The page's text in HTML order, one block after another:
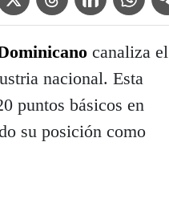
canaliza el
nacional. Esta
puntos básicos en
su posición como